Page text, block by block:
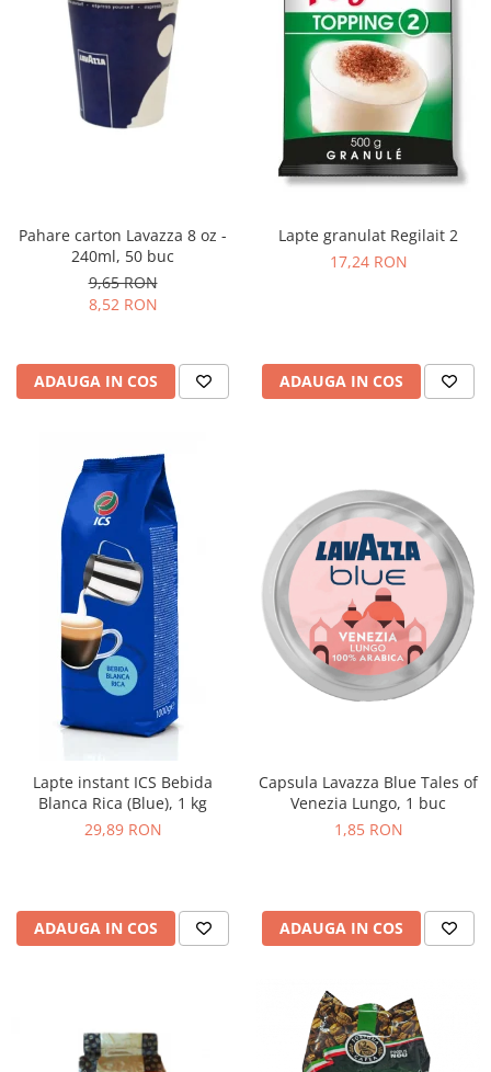
Pahare carton Lavazza 8 oz -
240ml, 50 buc
9,65 RON
8,52 RON
ADAUGA IN COS
Lapte granulat Regilait 2
17,24 RON
ADAUGA IN COS
Lapte instant ICS Bebida
Blanca Rica (Blue), 1 kg
29,89 RON
ADAUGA IN COS
Capsula Lavazza Blue Tales of
Venezia Lungo, 1 buc
1,85 RON
ADAUGA IN COS